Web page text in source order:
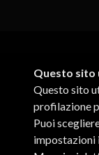
Questo sito
Questo sito
profilazione
Puoi
impostazioni